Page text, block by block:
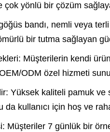
yönlü bir çözüm
bandı, nemli veya
bir tutma sağlayan
Müşterilerin kendi
ODM özel hizmeti
Yüksek kaliteli pamuk ve
da kullanıcı için hoş ve
Müşteriler 7 günlük bir